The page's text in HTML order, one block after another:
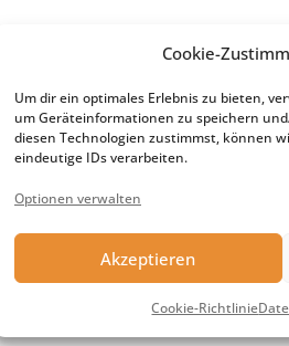
Cookie-
Um dir ein optimales Erlebnis zu bieten,
um Geräteinformationen zu speichern
diesen Technologien zustimmst, können
eindeutige IDs verarbeiten.
Optionen verwalten
Akzeptieren
Cookie-Richtlinie
Anfertigung aus meiner Wolle
Geschenk-Gutschein